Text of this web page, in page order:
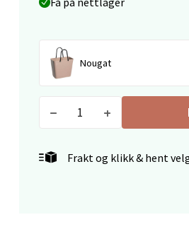
Nougat
Frakt og klikk & hent
Velg